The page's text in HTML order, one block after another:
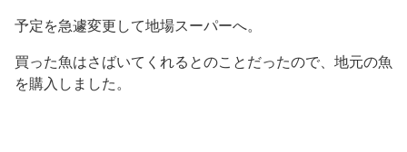
予定を急遽変更して地場スーパーへ。
買った魚はさばいてくれるとのことだったので、地元の魚
を購入しました。